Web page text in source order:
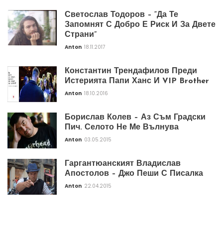
Светослав Тодоров – “Да Те
Запомнят С Добро Е Риск И За Двете
Страни”
Anton 18.11.2017
Константин Трендафилов Преди
Истерията Папи Ханс И VIP Brother
Anton 18.10.2016
Борислав Колев – Аз Съм Градски
Пич. Селото Не Ме Вълнува
Anton 03.05.2015
Гаргантюанският Владислав
Апостолов – Джо Пеши С Писалка
Anton 22.04.2015